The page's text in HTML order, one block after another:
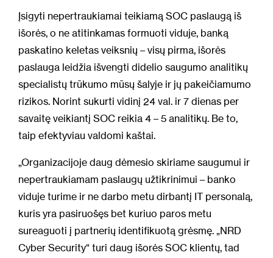
Įsigyti nepertraukiamai teikiamą SOC paslaugą iš
išorės, o ne atitinkamas formuoti viduje, banką
paskatino keletas veiksnių – visų pirma, išorės
paslauga leidžia išvengti didelio saugumo analitikų
specialistų trūkumo mūsų šalyje ir jų pakeičiamumo
rizikos. Norint sukurti vidinį 24 val. ir 7 dienas per
savaitę veikiantį SOC reikia 4 – 5 analitikų. Be to,
taip efektyviau valdomi kaštai.
„Organizacijoje daug dėmesio skiriame saugumui ir
nepertraukiamam paslaugų užtikrinimui – banko
viduje turime ir ne darbo metu dirbantį IT personalą,
kuris yra pasiruošęs bet kuriuo paros metu
sureaguoti į partnerių identifikuotą grėsmę. „NRD
Cyber Security“ turi daug išorės SOC klientų, tad